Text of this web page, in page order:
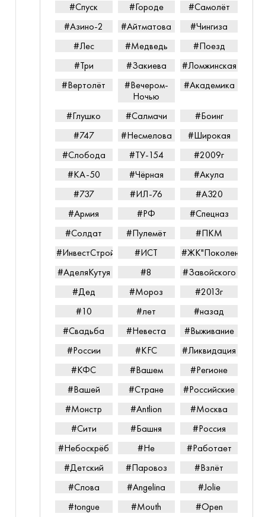
#Спуск
#Городе
#Самолёт
#Азино-2
#Айтматова
#Чингиза
#Лес
#Медведь
#Поезд
#Три
#Закиева
#Ломжинская
#Вертолёт
#Вечером-
Ночью
#Академика
#Глушко #Салмачи
#Боинг
#747
#Несмелова
#Широкая
#Слобода
#ТУ-154
#2009г
#КА-50
#Чёрная
#Акула
#737
#ИЛ-76
#А320
#Армия
#РФ
#Спецназ
#Солдат
#Пулемёт
#ПКМ
#ИнвестСтройТорг
#ИСТ
#ЖК"Поколение"
#АделяКутуя
#8
#Завойского
#Дед
#Мороз
#2013г
#10
#лет
#назад
#Свадьба
#Невеста
#Выживание
#России
#KFC
#Ликвидация
#КФС
#Вашем
#Регионе
#Вашей
#Стране
#Российские
#Монстр
#Antlion
#Москва
#Сити
#Башня
#Россия
#Небоскрёб
#Не
#Работает
#Детский
#Паровоз
#Взлёт
#Слова
#Angelina
#Jolie
#tongue
#Mouth
#Open